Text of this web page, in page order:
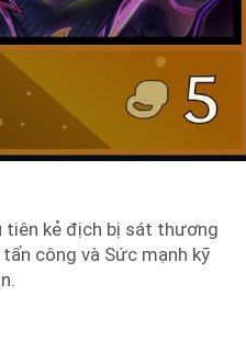
tiên kẻ địch bị sát thương
công và Sức mạnh kỹ